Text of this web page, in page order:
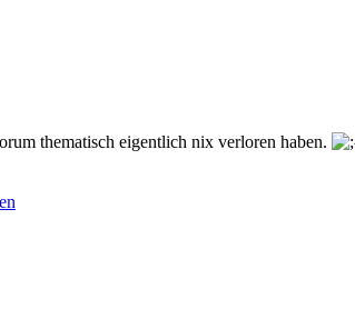
thematisch eigentlich nix verloren haben.